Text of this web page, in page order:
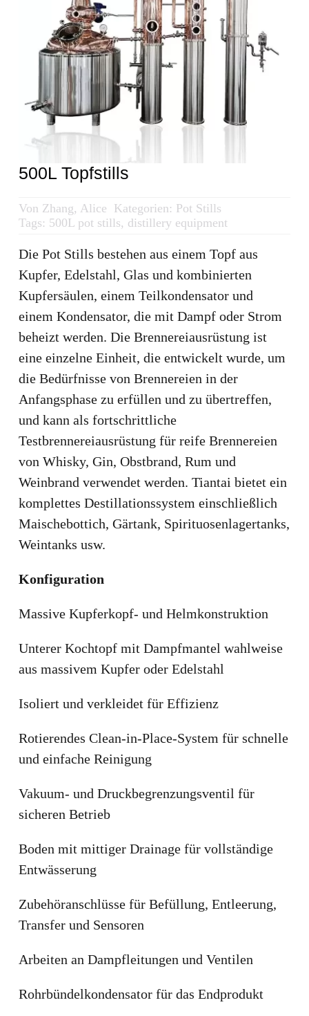
Angebot einholen
Suche
Deutsch
500L Topfstills
Von Zhang, Alice Kategorien: Pot Stills
Tags: 500L pot stills, distillery equipment
Die Pot Stills bestehen aus einem Topf aus
Kupfer, Edelstahl, Glas und kombinierten
Kupfersäulen, einem Teilkondensator und
einem Kondensator, die mit Dampf oder Strom
beheizt werden. Die Brennereiausrüstung ist
eine einzelne Einheit, die entwickelt wurde, um
die Bedürfnisse von Brennereien in der
Anfangsphase zu erfüllen und zu übertreffen,
und kann als fortschrittliche
Testbrennereiausrüstung für reife Brennereien
von Whisky, Gin, Obstbrand, Rum und
Weinbrand verwendet werden. Tiantai bietet ein
komplettes Destillationssystem einschließlich
Maischebottich, Gärtank, Spirituosenlagertanks,
Weintanks usw.
Konfiguration
Massive Kupferkopf- und Helmkonstruktion
Unterer Kochtopf mit Dampfmantel wahlweise
aus massivem Kupfer oder Edelstahl
Isoliert und verkleidet für Effizienz
Rotierendes Clean-in-Place-System für schnelle
und einfache Reinigung
Vakuum- und Druckbegrenzungsventil für
sicheren Betrieb
Boden mit mittiger Drainage für vollständige
Entwässerung
Zubehöranschlüsse für Befüllung, Entleerung,
Transfer und Sensoren
Arbeiten an Dampfleitungen und Ventilen
Rohrbündelkondensator für das Endprodukt